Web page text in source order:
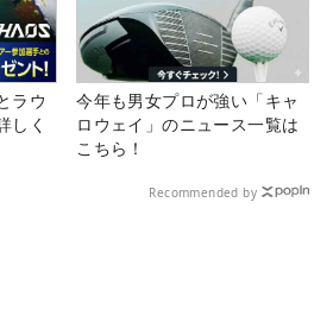
ラウ
しく
今年も男女プロが強い「キャ
ロウェイ」のニュース一覧は
こちら！
Recommended by